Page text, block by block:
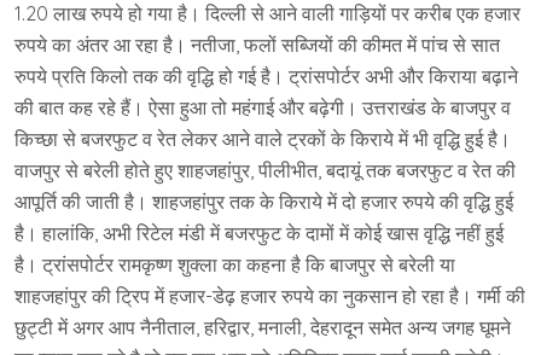
1.20 लाख रुपये हो गया है। दिल्ली से आने वाली गाड़ियों पर करीब एक हजार
रुपये का अंतर आ रहा है। नतीजा, फलों सब्जियों की कीमत में पांच से सात
रुपये प्रति किलो तक की वृद्धि हो गई है। ट्रांसपोर्टर अभी और किराया बढ़ाने
की बात कह रहे हैं। ऐसा हुआ तो महंगाई और बढ़ेगी। उत्तराखंड के बाजपुर व
किच्छा से बजरफुट व रेत लेकर आने वाले ट्रकों के किराये में भी वृद्धि हुई है।
वाजपुर से बरेली होते हुए शाहजहांपुर, पीलीभीत, बदायूं तक बजरफुट व रेत की
आपूर्ति की जाती है। शाहजहांपुर तक के किराये में दो हजार रुपये की वृद्धि हुई
है। हालांकि, अभी रिटेल मंडी में बजरफुट के दामों में कोई खास वृद्धि नहीं हुई
है। ट्रांसपोर्टर रामकृष्ण शुक्ला का कहना है कि बाजपुर से बरेली या
शाहजहांपुर की ट्रिप में हजार-डेढ़ हजार रुपये का नुकसान हो रहा है। गर्मी की
छुट्टी में अगर आप नैनीताल, हरिद्वार, मनाली, देहरादून समेत अन्य जगह घूमने